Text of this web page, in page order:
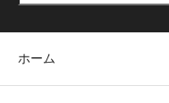
ホーム